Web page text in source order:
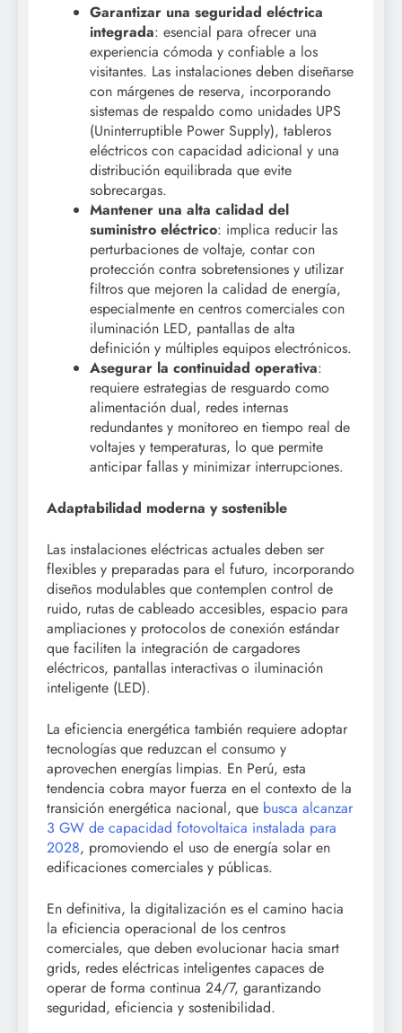
Garantizar una seguridad eléctrica
integrada: esencial para ofrecer una
experiencia cómoda y confiable a los
visitantes. Las instalaciones deben diseñarse
con márgenes de reserva, incorporando
sistemas de respaldo como unidades UPS
(Uninterruptible Power Supply), tableros
eléctricos con capacidad adicional y una
distribución equilibrada que evite
sobrecargas.
Mantener una alta calidad del
suministro eléctrico: implica reducir las
perturbaciones de voltaje, contar con
protección contra sobretensiones y utilizar
filtros que mejoren la calidad de energía,
especialmente en centros comerciales con
iluminación LED, pantallas de alta
definición y múltiples equipos electrónicos.
Asegurar la continuidad operativa:
requiere estrategias de resguardo como
alimentación dual, redes internas
redundantes y monitoreo en tiempo real de
voltajes y temperaturas, lo que permite
anticipar fallas y minimizar interrupciones.
Adaptabilidad moderna y sostenible
Las instalaciones eléctricas actuales deben ser
flexibles y preparadas para el futuro, incorporando
diseños modulables que contemplen control de
ruido, rutas de cableado accesibles, espacio para
ampliaciones y protocolos de conexión estándar
que faciliten la integración de cargadores
eléctricos, pantallas interactivas o iluminación
inteligente (LED).
La eficiencia energética también requiere adoptar
tecnologías que reduzcan el consumo y
aprovechen energías limpias. En Perú, esta
tendencia cobra mayor fuerza en el contexto de la
transición energética nacional, que busca alcanzar
3 GW de capacidad fotovoltaica instalada para
2028, promoviendo el uso de energía solar en
edificaciones comerciales y públicas.
En definitiva, la digitalización es el camino hacia
la eficiencia operacional de los centros
comerciales, que deben evolucionar hacia smart
grids, redes eléctricas inteligentes capaces de
operar de forma continua 24/7, garantizando
seguridad, eficiencia y sostenibilidad.